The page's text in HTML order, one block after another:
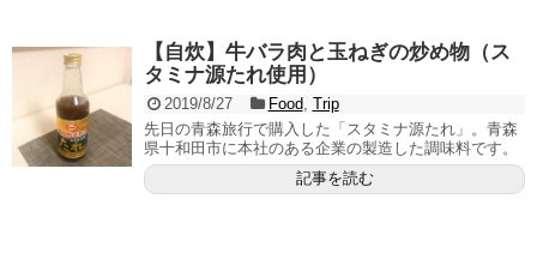
【自炊】牛バラ肉と玉ねぎの炒め物（ス
タミナ源たれ使用）
2019/8/27 Food Trip
先日の青森旅行で購入した「スタミナ源たれ」。青森
県十和田市に本社のある企業の製造した調味料です。
記事を読む